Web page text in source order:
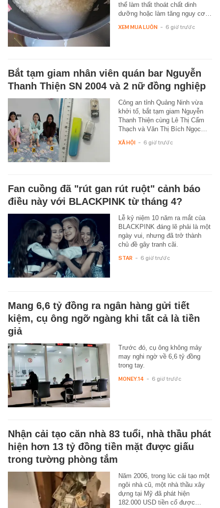
thể làm thất thoát chất dinh
dưỡng hoặc làm tăng nguy cơ…
XEM MUA LUÔN - 6 giờ trước
Bắt tạm giam nhân viên quán bar Nguyễn
Thanh Thiện SN 2004 và 2 nữ đồng nghiệp
Công an tỉnh Quảng Ninh vừa
khởi tố, bắt tạm giam Nguyễn
Thanh Thiện cùng Lê Thị Cẩm
Thạch và Văn Thị Bích Ngọc…
XÃ HỘI - 6 giờ trước
Fan cuồng đã "rút gan rút ruột" cảnh báo
điều này với BLACKPINK từ tháng 4?
Lễ kỷ niệm 10 năm ra mắt của
BLACKPINK đáng lẽ phải là một
ngày vui, nhưng đã trở thành
chủ đề gây tranh cãi.
STAR - 6 giờ trước
Mang 6,6 tỷ đồng ra ngân hàng gửi tiết
kiệm, cụ ông ngỡ ngàng khi tất cả là tiền
giả
Trước đó, cụ ông không mảy
may nghi ngờ về 6,6 tỷ đồng
trong tay.
MONEY.14 - 6 giờ trước
Nhận cải tạo căn nhà 83 tuổi, nhà thầu phát
hiện hơn 13 tỷ đồng tiền mặt được giấu
trong tường phòng tắm
Năm 2006, trong lúc cải tạo một
ngôi nhà cũ, một nhà thầu xây
dựng tại Mỹ đã phát hiện
182.000 USD tiền cổ được…